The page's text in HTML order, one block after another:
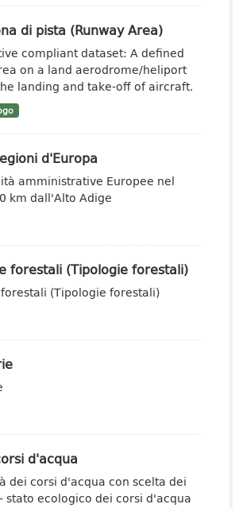
di pista (Runway Area)
compliant dataset: A defined
on a land aerodrome/heliport
landing and take-off of aircraft.
d'Europa
amministrative Europee nel
km dall'Alto Adige
forestali (Tipologie forestali)
(Tipologie forestali)
d'acqua
dei corsi d'acqua con scelta dei
stato ecologico dei corsi d'acqua